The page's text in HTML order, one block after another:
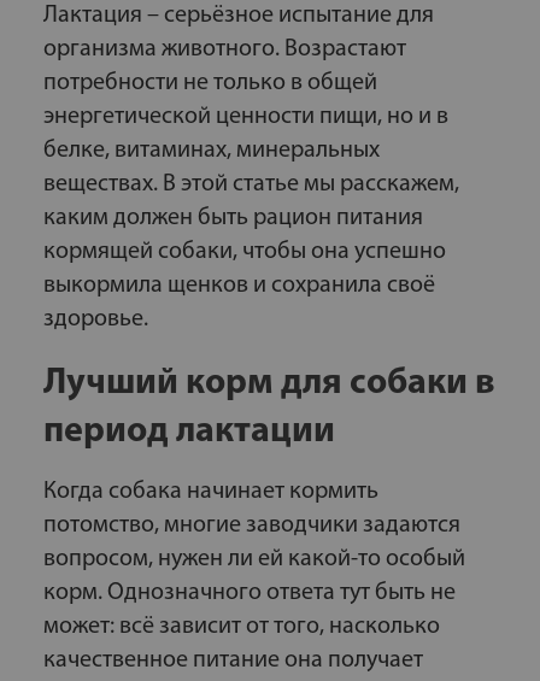
Лактация – серьёзное испытание для
организма животного. Возрастают
потребности не только в общей
энергетической ценности пищи, но и в
белке, витаминах, минеральных
веществах. В этой статье мы расскажем,
каким должен быть рацион питания
кормящей собаки, чтобы она успешно
выкормила щенков и сохранила своё
здоровье.
Лучший корм для собаки в
период лактации
Когда собака начинает кормить
потомство, многие заводчики задаются
вопросом, нужен ли ей какой-то особый
корм. Однозначного ответа тут быть не
может: всё зависит от того, насколько
качественное питание она получает